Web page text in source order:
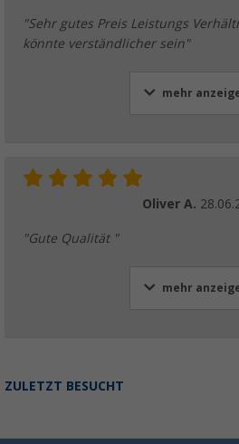
"Sehr gutes Preis Leistungs
könnte verständlicher sein"
mehr
Oliver A.
"Gute Qualität "
mehr
ZULETZT BESUCHT